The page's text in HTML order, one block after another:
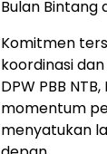
Bulan Bintang
Komitmen
koordinasi
DPW PBB
momentum
menyatukan